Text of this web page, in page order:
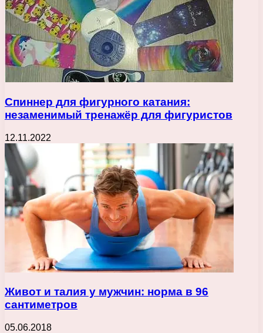
Спиннер для фигурного катания:
незаменимый тренажёр для фигуристов
12.11.2022
Живот и талия у мужчин: норма в 96
сантиметров
05.06.2018